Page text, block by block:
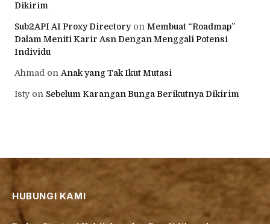
Dikirim
Sub2API AI Proxy Directoryon Membuat “Roadmap”
Dalam Meniti Karir Asn Dengan Menggali Potensi
Individu
Ahmad on Anak yang Tak Ikut Mutasi
Istyon Sebelum Karangan Bunga Berikutnya Dikirim
HUBUNGI KAMI